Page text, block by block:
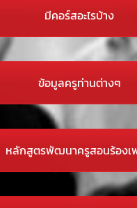
มีคอร์สอะไรบ้าง
ข้อมูลครูท่านต่างๆ
หลักสูตรพัฒนาครูสอนร้องเ